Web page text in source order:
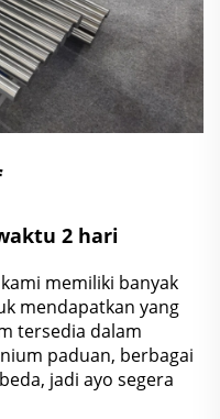
2 hari
kami memiliki banyak
mendapatkan yang
tersedia dalam
paduan, berbagai
jadi ayo segera